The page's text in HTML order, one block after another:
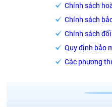
Chính sách
Chính sách
Chính sách
Quy định bảo
Các phương